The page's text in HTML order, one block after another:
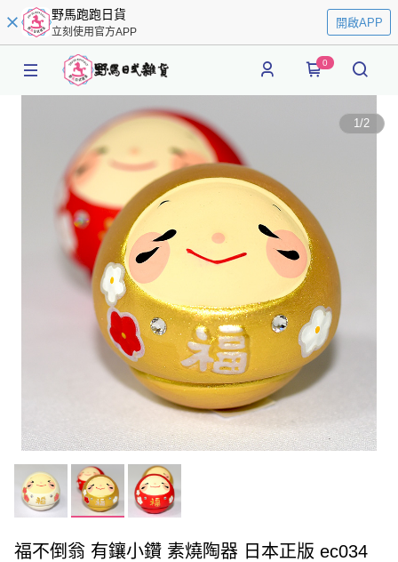
野馬跑跑日貨
立刻使用官方APP
開啟APP
0
1/2
福不倒翁 有鑲小鑽 素燒陶器 日本正版 ec034